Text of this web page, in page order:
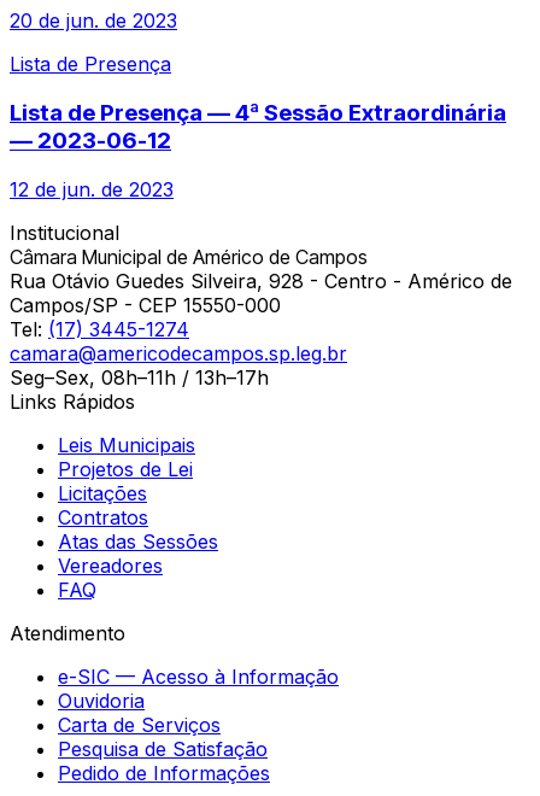
20 de jun. de 2023
Lista de Presença
Lista de Presença — 4ª Sessão Extraordinária
— 2023-06-12
12 de jun. de 2023
Institucional
Câmara Municipal de Américo de Campos
Rua Otávio Guedes Silveira, 928 - Centro - Américo de
Campos/SP - CEP 15550-000
Tel: (17) 3445-1274
camara@americodecampos.sp.leg.br
Seg–Sex, 08h–11h / 13h–17h
Links Rápidos
Leis Municipais
Projetos de Lei
Licitações
Contratos
Atas das Sessões
Vereadores
FAQ
Atendimento
e-SIC — Acesso à Informação
Ouvidoria
Carta de Serviços
Pesquisa de Satisfação
Pedido de Informações